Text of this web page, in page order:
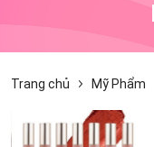
Trang chủ Mỹ Phẩm